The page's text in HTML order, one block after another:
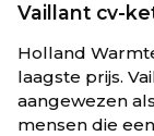
Vaillant cv-
Holland
laagste prijs.
aangewezen
mensen die